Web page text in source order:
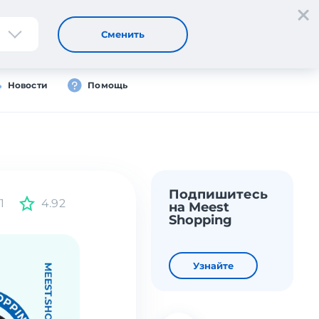
Регистрация Вход
Новости Помощь
Сменить
4.92
Подпишитесь
на Meest
Shopping
Узнайте